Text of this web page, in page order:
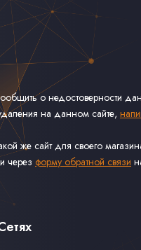
о недостоверности
на данном сайте,
же сайт для своего
через форму обратной связи